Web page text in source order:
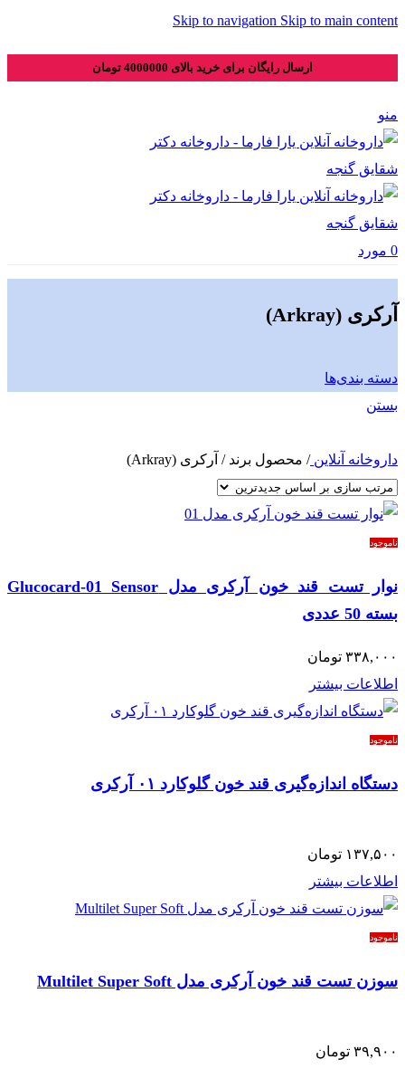
Skip to navigation Skip to main content
ارسال رایگان برای خرید بالای 4000000 تومان
منو
0 مورد
آرکری (Arkray)
دسته بندی‌ها
بستن
داروخانه آنلاین/ محصول برند/ آرکری (Arkray)
ناموجود
نوار تست قند خون آرکری مدل Glucocard-01 Sensor
بسته 50 عددی
۳۳۸,۰۰۰ تومان
اطلاعات بیشتر
ناموجود
دستگاه اندازه‌گیری قند خون گلوکارد ۰۱ آرکری
۱۳۷,۵۰۰ تومان
اطلاعات بیشتر
ناموجود
سوزن تست قند خون آرکری مدل Multilet Super Soft
۳۹,۹۰۰ تومان